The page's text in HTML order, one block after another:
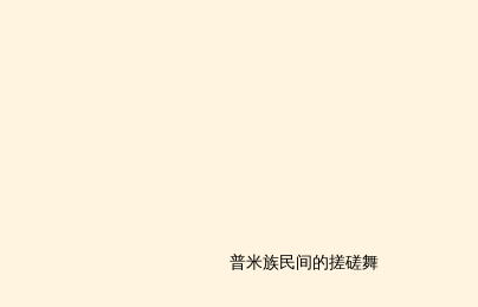
普米族民间的搓磋舞